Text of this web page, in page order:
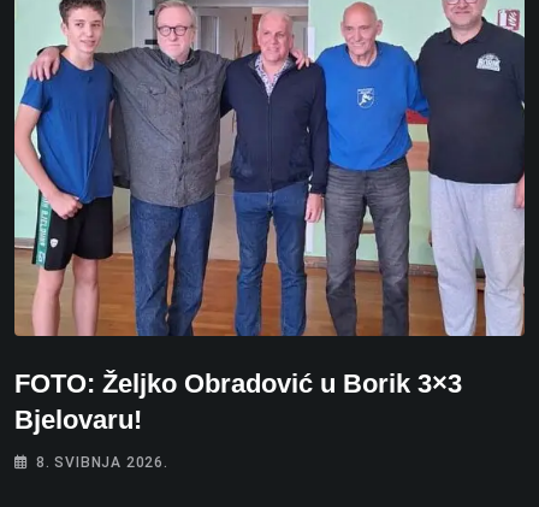
FOTO: Željko Obradović u Borik 3×3
Bjelovaru!
8. SVIBNJA 2026.